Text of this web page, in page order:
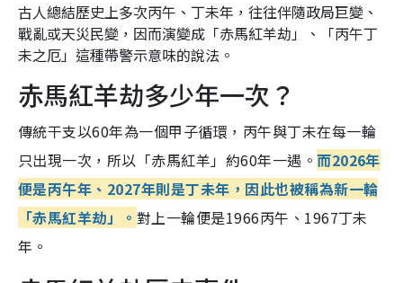
古人總結歷史上多次丙午、丁未年，往往伴隨政局巨變、
戰亂或天災民變，因而演變成「赤馬紅羊劫」、「丙午丁
未之厄」這種帶警示意味的說法。
赤馬紅羊劫多少年一次？
傳統干支以60年為一個甲子循環，丙午與丁未在每一輪
只出現一次，所以「赤馬紅羊」約60年一遇。 而2026年
便是丙午年、2027年則是丁未年，因此也被稱為新一輪
「赤馬紅羊劫」。 對上一輪便是1966丙午、1967丁未
年。